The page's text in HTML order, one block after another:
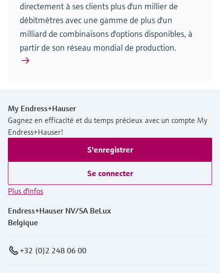
directement à ses clients plus d'un millier de
débitmètres avec une gamme de plus d'un
milliard de combinaisons d'options disponibles, à
partir de son réseau mondial de production.
My Endress+Hauser
Gagnez en efficacité et du temps précieux avec un compte My
Endress+Hauser!
S'enregistrer
Se connecter
Plus d'infos
Endress+Hauser NV/SA BeLux
Belgique
+32 (0)2 248 06 00